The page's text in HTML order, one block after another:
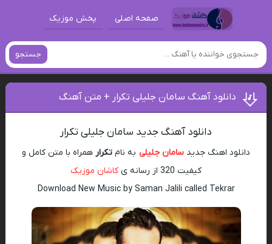
صفحه اصلی پخش موزیک
جستجو
دانلود آهنگ سامان جلیلی تکرار + متن آهنگ
دانلود آهنگ جدید سامان جلیلی تکرار
دانلود اهنگ جدید سامان جلیلی به نام تکرار همراه با متن کامل و
کیفیت 320 از رسانه ی
کاشان موزیک
Download New Music by Saman Jalili called Tekrar